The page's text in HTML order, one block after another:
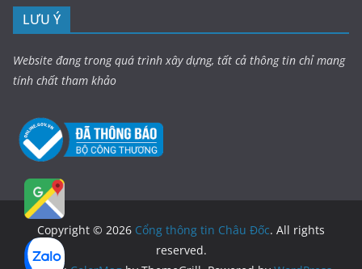
LƯU Ý
Website đang trong quá trình xây dựng, tất cả thông tin chỉ mang
tính chất tham khảo
Copyright © 2026 Cổng thông tin Châu Đốc. All rights
reserved.